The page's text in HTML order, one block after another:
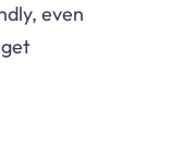
even